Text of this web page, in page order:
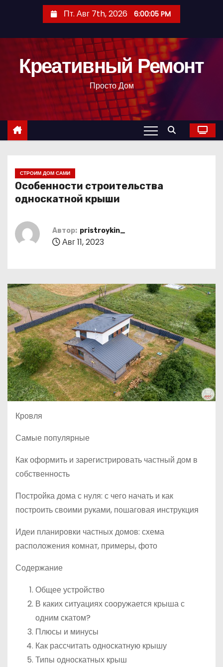
с
Пт. Авг 7th, 2026 6:00:06 PM
Креативный Ремонт
Просто Дом
СТРОИМ ДОМ САМИ
Особенности строительства
односкатной крыши
Автор: pristroykin_
Авг 11, 2023
Кровля
Самые популярные
Как оформить и зарегистрировать частный дом в
собственность
Постройка дома с нуля: с чего начать и как
построить своими руками, пошаговая инструкция
Идеи планировки частных домов: схема
расположения комнат, примеры, фото
Содержание
Общее устройство
В каких ситуациях сооружается крыша с
одним скатом?
Плюсы и минусы
Как рассчитать односкатную крышу
Типы односкатных крыш